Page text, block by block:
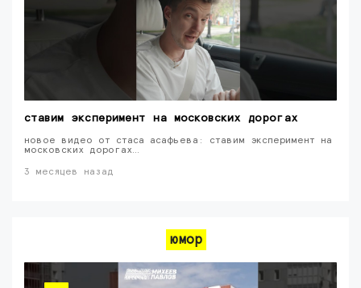
ставим эксперимент на московских дорогах
новое видео от стаса асафьева: ставим эксперимент на
московских дорогах…
3 месяцев назад
юмор